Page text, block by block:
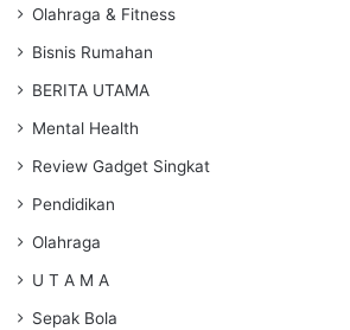
Olahraga & Fitness
Bisnis Rumahan
BERITA UTAMA
Mental Health
Review Gadget Singkat
Pendidikan
Olahraga
U T A M A
Sepak Bola